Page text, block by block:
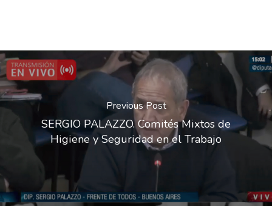
Previous Post
SERGIO PALAZZO. Comités Mixtos de
Higiene y Seguridad en el Trabajo